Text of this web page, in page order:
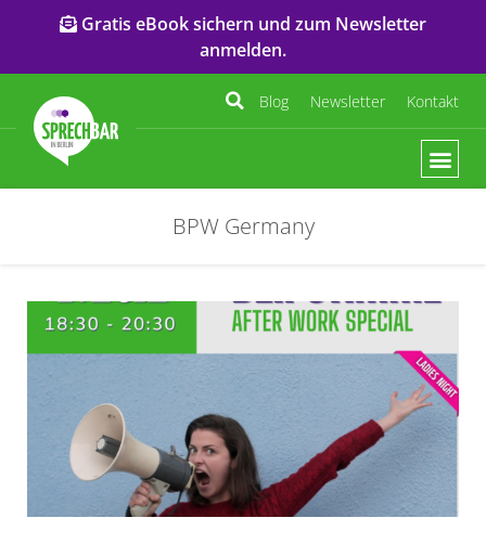
Gratis eBook sichern und zum Newsletter
anmelden.
Blog Newsletter Kontakt
BPW Germany